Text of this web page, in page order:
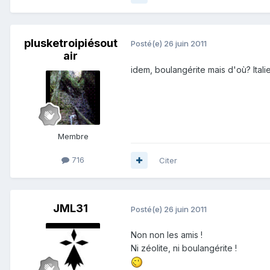
plusketroipiésout
air
Membre
716
Posté(e) 26 juin 2011
idem, boulangérite mais d'où?
Citer
JML31 Posté(e) 26 juin 2011
Non non les amis !
Ni zéolite, ni boulangérite !